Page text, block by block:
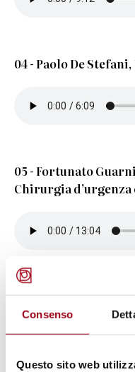
Consenso
Questo sito web
04 - Paolo De
05 - Fortunato
Chirurgia
06 - Vittorio
civico della Toscana